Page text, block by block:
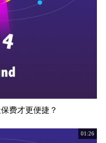
费才更便捷？
01:26